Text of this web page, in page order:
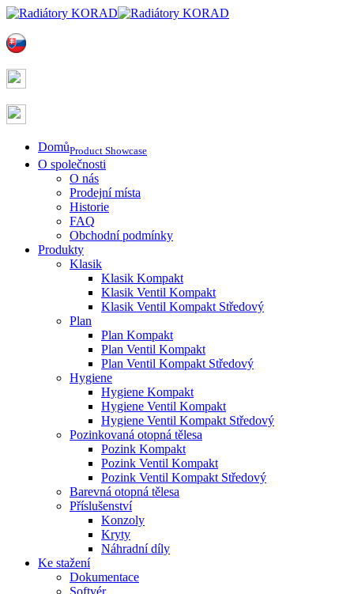
DomůProduct Showcase
O společnosti
O nás
Prodejní místa
Historie
FAQ
Obchodní podmínky
Produkty
Klasik
Klasik Kompakt
Klasik Ventil Kompakt
Klasik Ventil Kompakt Středový
Plan
Plan Kompakt
Plan Ventil Kompakt
Plan Ventil Kompakt Středový
Hygiene
Hygiene Kompakt
Hygiene Ventil Kompakt
Hygiene Ventil Kompakt Středový
Pozinkovaná otopná tělesa
Pozink Kompakt
Pozink Ventil Kompakt
Pozink Ventil Kompakt Středový
Barevná otopná tělesa
Příslušenství
Konzoly
Kryty
Náhradní díly
Ke stažení
Dokumentace